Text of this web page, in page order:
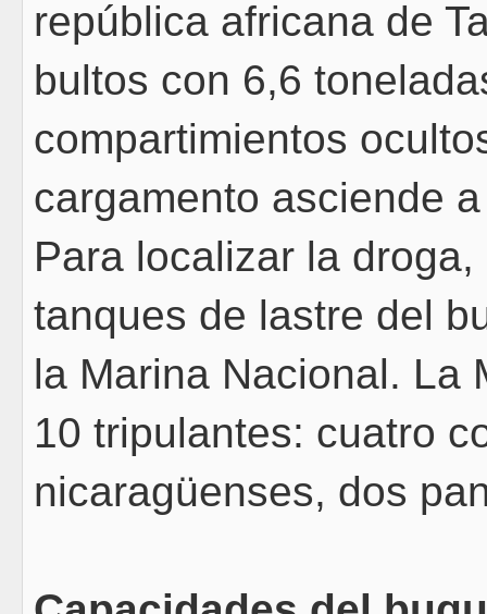
república africana de
bultos con 6,6
compartimientos
cargamento asciende
Para localizar la
tanques de lastre del
la Marina Nacional. La
10 tripulantes: cuatro
nicaragüenses, dos